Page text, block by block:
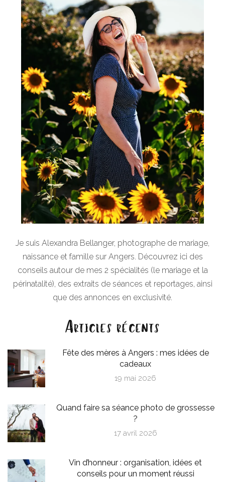
Je suis Alexandra Bellanger, photographe de mariage,
naissance et famille sur Angers. Découvrez ici des
conseils autour de mes 2 spécialités (le mariage et la
périnatalité), des extraits de séances et reportages, ainsi
que des annonces en exclusivité.
Articles récents
Fête des mères à Angers : mes idées de
cadeaux
19 mai 2026
Quand faire sa séance photo de grossesse
?
17 avril 2026
Vin d’honneur : organisation, idées et
conseils pour un moment réussi